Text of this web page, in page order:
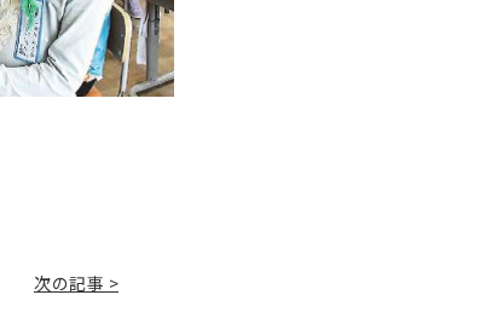
次の記事 >